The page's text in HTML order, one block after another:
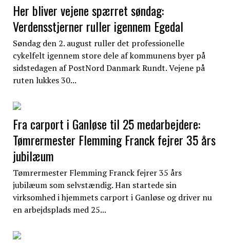
Her bliver vejene spærret søndag:
Verdensstjerner ruller igennem Egedal
Søndag den 2. august ruller det professionelle
cykelfelt igennem store dele af kommunens byer på
sidstedagen af PostNord Danmark Rundt. Vejene på
ruten lukkes 30...
Fra carport i Ganløse til 25 medarbejdere:
Tømrermester Flemming Franck fejrer 35 års
jubilæum
Tømrermester Flemming Franck fejrer 35 års
jubilæum som selvstændig. Han startede sin
virksomhed i hjemmets carport i Ganløse og driver nu
en arbejdsplads med 25...